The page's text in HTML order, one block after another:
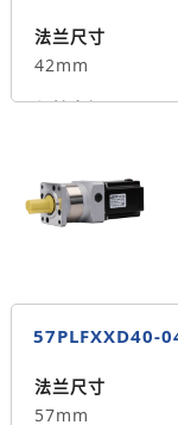
5
重量kg
0.35
法兰尺寸
42mm
保持力矩N.m
轴径
5
57PLFXXD40-
法兰尺寸
57mm